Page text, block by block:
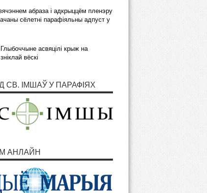
абраза і адкрыццём пленэру
сёлетні парафіяльны адпуст у
асвяцілі крыж на
вёскі
СВ. ІМШАЎ У ПАРАФІЯХ
АНЛАЙН